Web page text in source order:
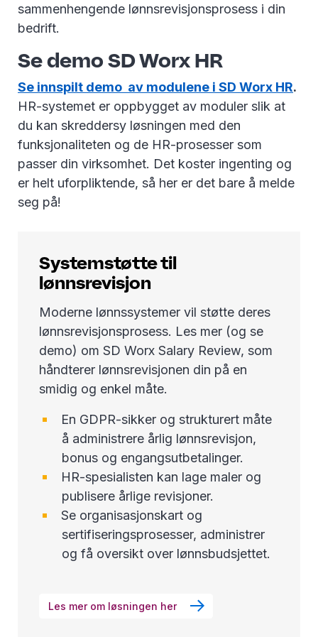
sammenhengende lønnsrevisjonsprosess i din
bedrift.
Se demo SD Worx HR
Se innspilt demo av modulene i SD Worx HR.
HR-systemet er oppbygget av moduler slik at
du kan skreddersy løsningen med den
funksjonaliteten og de HR-prosesser som
passer din virksomhet. Det koster ingenting og
er helt uforpliktende, så her er det bare å melde
seg på!
Systemstøtte til
lønnsrevisjon
Moderne lønnssystemer vil støtte deres
lønnsrevisjonsprosess. Les mer (og se
demo) om SD Worx Salary Review, som
håndterer lønnsrevisjonen din på en
smidig og enkel måte.
En GDPR-sikker og strukturert måte
å administrere årlig lønnsrevisjon,
bonus og engangsutbetalinger.
HR-spesialisten kan lage maler og
publisere årlige revisjoner.
Se organisasjonskart og
sertifiseringsprosesser, administrer
og få oversikt over lønnsbudsjettet.
Les mer om løsningen her